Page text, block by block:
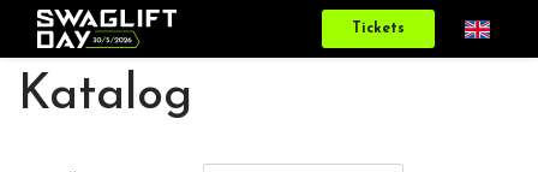
Tickets
Katalog